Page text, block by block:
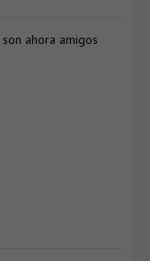
son ahora amigos